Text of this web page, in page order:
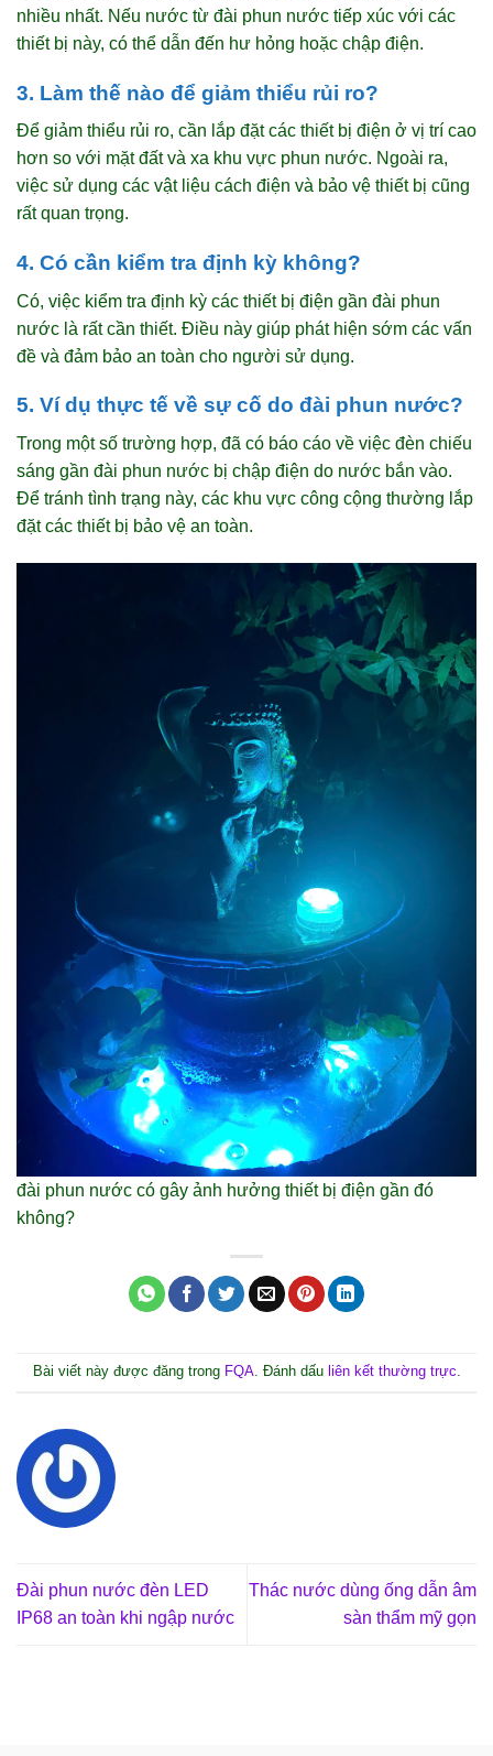
nhiều nhất. Nếu nước từ đài phun nước tiếp xúc với các
thiết bị này, có thể dẫn đến hư hỏng hoặc chập điện.
3. Làm thế nào để giảm thiểu rủi ro?
Để giảm thiểu rủi ro, cần lắp đặt các thiết bị điện ở vị trí cao
hơn so với mặt đất và xa khu vực phun nước. Ngoài ra,
việc sử dụng các vật liệu cách điện và bảo vệ thiết bị cũng
rất quan trọng.
4. Có cần kiểm tra định kỳ không?
Có, việc kiểm tra định kỳ các thiết bị điện gần đài phun
nước là rất cần thiết. Điều này giúp phát hiện sớm các vấn
đề và đảm bảo an toàn cho người sử dụng.
5. Ví dụ thực tế về sự cố do đài phun nước?
Trong một số trường hợp, đã có báo cáo về việc đèn chiếu
sáng gần đài phun nước bị chập điện do nước bắn vào.
Để tránh tình trạng này, các khu vực công cộng thường lắp
đặt các thiết bị bảo vệ an toàn.
đài phun nước có gây ảnh hưởng thiết bị điện gần đó
không?
Bài viết này được đăng trong FQA. Đánh dấu liên kết thường trực.
Đài phun nước đèn LED
IP68 an toàn khi ngập nước
Thác nước dùng ống dẫn âm
sàn thẩm mỹ gọn